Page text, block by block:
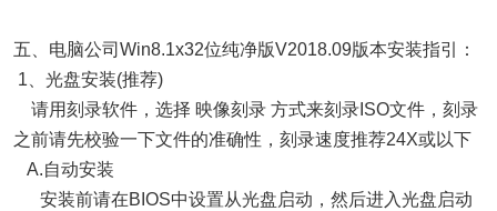
五、电脑公司Win8.1x32位纯净版V2018.09版本安装指引：
1、光盘安装(推荐)
请用刻录软件，选择 映像刻录 方式来刻录ISO文件，刻录
之前请先校验一下文件的准确性，刻录速度推荐24X或以下
A.自动安装
安装前请在BIOS中设置从光盘启动，然后进入光盘启动